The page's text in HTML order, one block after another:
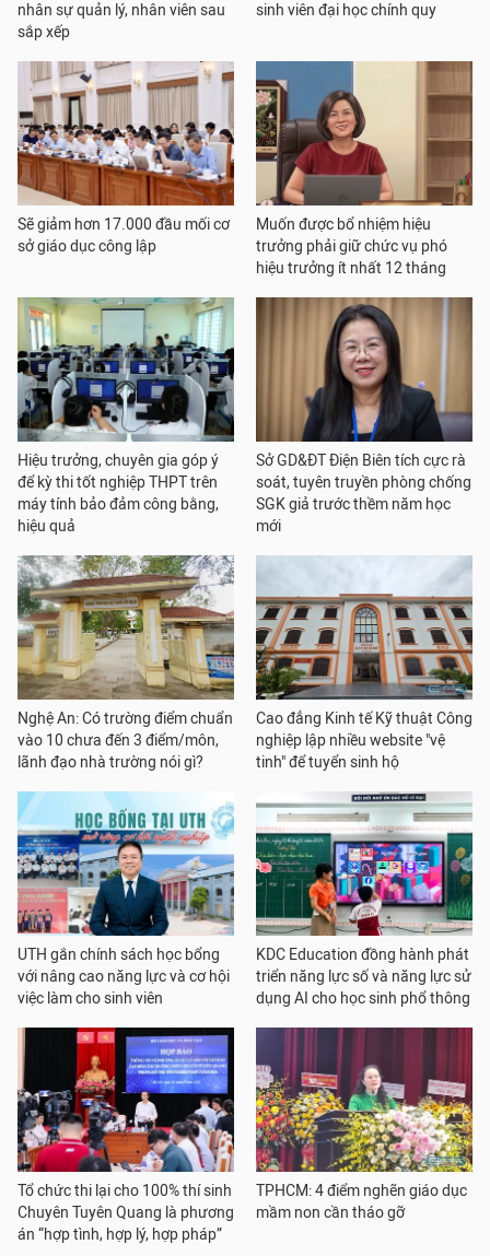
nhân sự quản lý, nhân viên sau
sắp xếp
sinh viên đại học chính quy
Sẽ giảm hơn 17.000 đầu mối cơ
sở giáo dục công lập
Muốn được bổ nhiệm hiệu
trưởng phải giữ chức vụ phó
hiệu trưởng ít nhất 12 tháng
Hiệu trưởng, chuyên gia góp ý
để kỳ thi tốt nghiệp THPT trên
máy tính bảo đảm công bằng,
hiệu quả
Sở GD&ĐT Điện Biên tích cực rà
soát, tuyên truyền phòng chống
SGK giả trước thềm năm học
mới
Nghệ An: Có trường điểm chuẩn
vào 10 chưa đến 3 điểm/môn,
lãnh đạo nhà trường nói gì?
Cao đẳng Kinh tế Kỹ thuật Công
nghiệp lập nhiều website "vệ
tinh" để tuyển sinh hộ
UTH gắn chính sách học bổng
với nâng cao năng lực và cơ hội
việc làm cho sinh viên
KDC Education đồng hành phát
triển năng lực số và năng lực sử
dụng AI cho học sinh phổ thông
Tổ chức thi lại cho 100% thí sinh
Chuyên Tuyên Quang là phương
án “hợp tình, hợp lý, hợp pháp”
TPHCM: 4 điểm nghẽn giáo dục
mầm non cần tháo gỡ